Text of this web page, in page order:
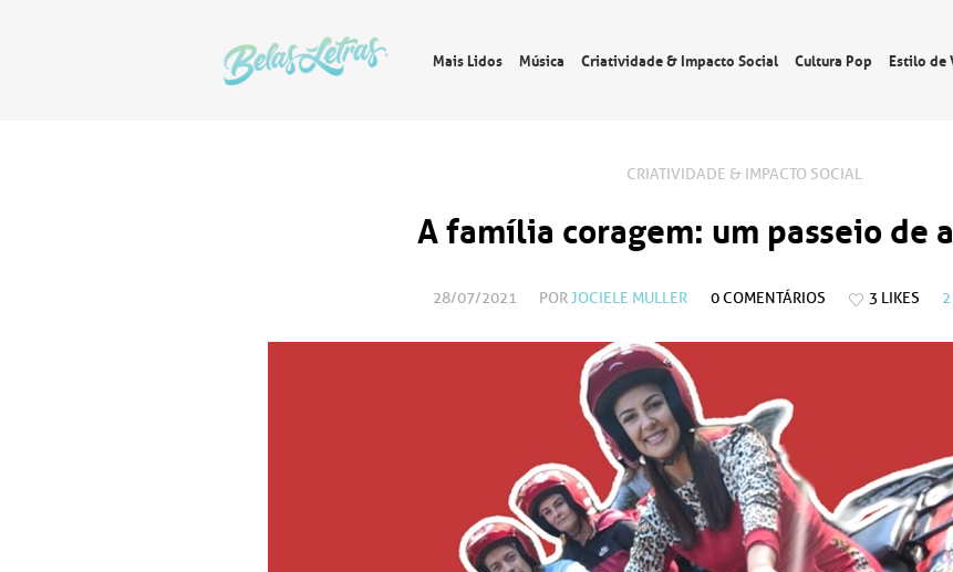
Mais Lidos Música Criatividade & Impacto Social Cultura Pop Estilo de
CRIATIVIDADE & IMPACTO SOCIAL
A família coragem: um passeio de
28/07/2021 PORJOCIELE MULLER 0 COMENTÁRIOS 3 LIKES 2